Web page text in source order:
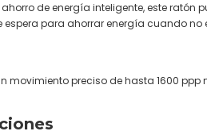
de energía inteligente, este ratón
espera para ahorrar energía cuando no
movimiento preciso de hasta 1600 ppp